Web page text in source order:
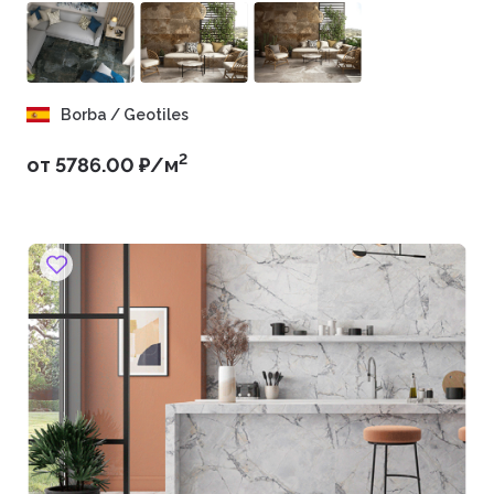
эксплуатации.
Borba / Geotiles
от 5786.00 ₽/м2